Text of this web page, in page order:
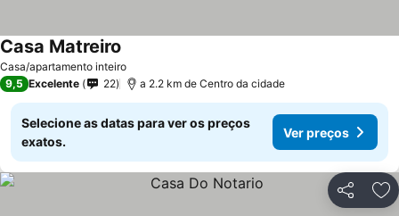
Casa/apartamento inteiro
Casa Matreiro
9,5 Excelente 22 a 2.2 km de Centro da cidade
Selecione as datas para ver os preços
exatos.
Ver preços
Partilhar